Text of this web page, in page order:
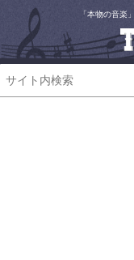
「本物の音楽